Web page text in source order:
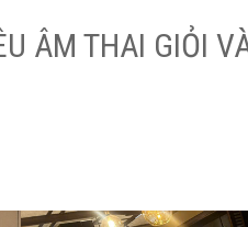
ÂM THAI GIỎI